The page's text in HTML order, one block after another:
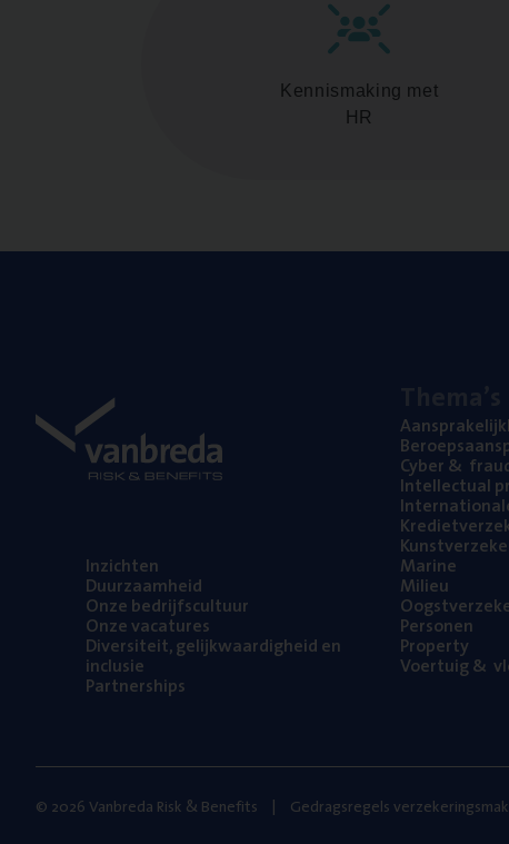
Kennismaking met
HR
Inzich­ten
Duur­zaam­heid
Onze bedrijfs­cul­tuur
Onze vaca­tu­res
Diver­si­teit, gelijk­waar­dig­heid en
inclusie
Part­ner­ships
Cyber&
Intel­lec­tu­al
Mari­ne
Mili­eu
Per­so­nen
Pro­per­ty
Voer­tuig&
© 2026 Vanbreda Risk & Benefits Gedragsregels